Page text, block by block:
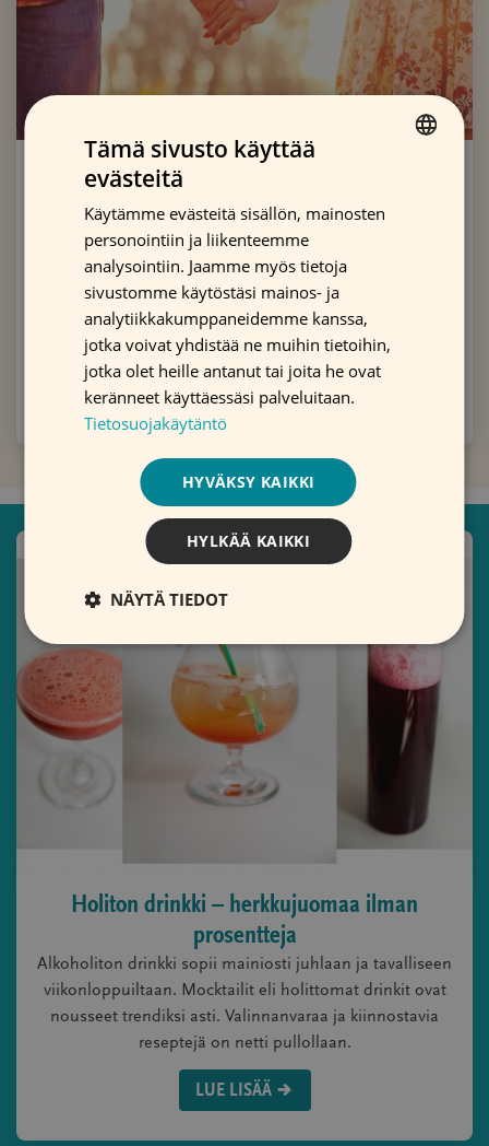
Eurooppalainen
syöväntorjuntaohjeisto
Maailman terveysjärjestö WHO:n alainen
Kansainvälinen syöväntutkimuslaitos IARC on julkaissut
listan ohjeista, joilla syöpää voidaan ehkäistä.
LUE LISÄÄ
Holiton drinkki – herkkujuomaa ilman
prosentteja
Alkoholiton drinkki sopii mainiosti juhlaan ja tavalliseen
viikonloppuiltaan. Mocktailit eli holittomat drinkit ovat
nousseet trendiksi asti. Valinnanvaraa ja kiinnostavia
reseptejä on netti pullollaan.
LUE LISÄÄ
ENGLISH
Tämä sivusto käyttää
evästeitä
Käytämme evästeitä sisällön, mainosten
personointiin ja liikenteemme
analysointiin. Jaamme myös tietoja
sivustomme käytöstäsi mainos- ja
analytiikkakumppaneidemme kanssa,
jotka voivat yhdistää ne muihin tietoihin,
jotka olet heille antanut tai joita he ovat
keränneet käyttäessäsi palveluitaan.
Tietosuojakäytäntö
HYVÄKSY KAIKKI
HYLKÄÄ KAIKKI
NÄYTÄ TIEDOT